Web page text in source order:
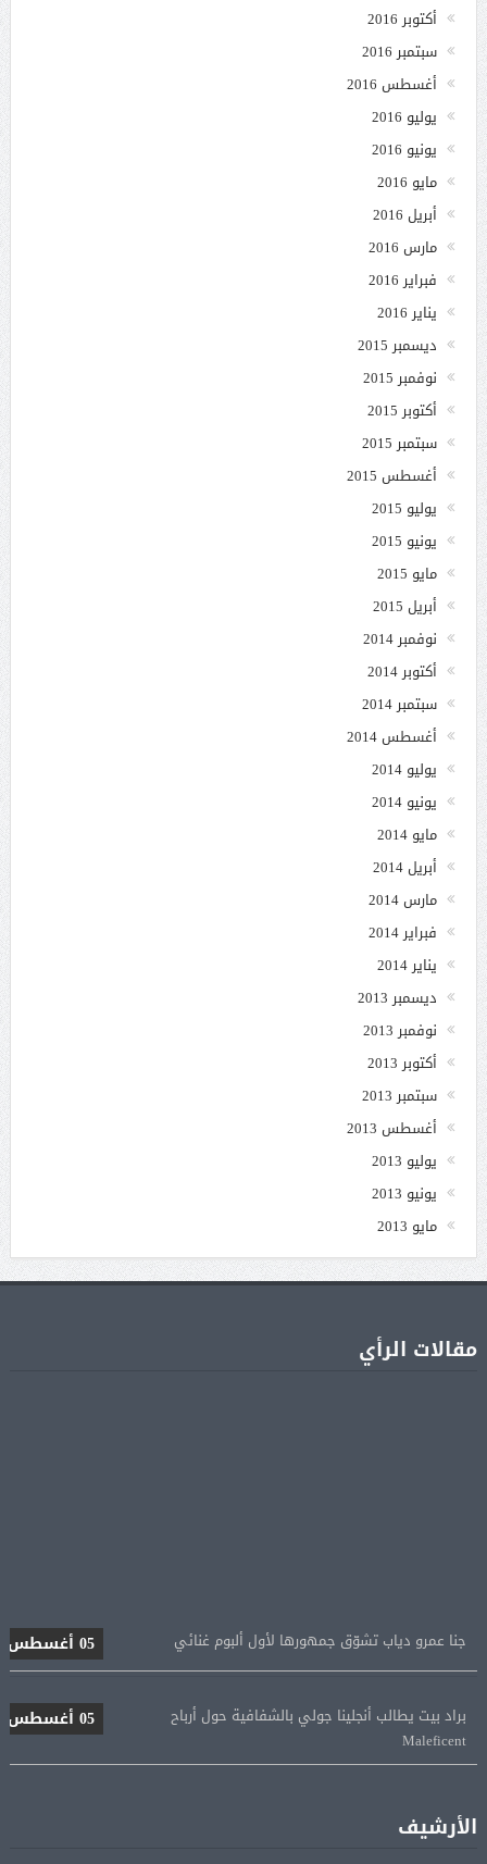
أكتوبر 2016
سبتمبر 2016
أغسطس 2016
يوليو 2016
يونيو 2016
مايو 2016
أبريل 2016
مارس 2016
فبراير 2016
يناير 2016
ديسمبر 2015
نوفمبر 2015
أكتوبر 2015
سبتمبر 2015
أغسطس 2015
يوليو 2015
يونيو 2015
مايو 2015
أبريل 2015
نوفمبر 2014
أكتوبر 2014
سبتمبر 2014
أغسطس 2014
يوليو 2014
يونيو 2014
مايو 2014
أبريل 2014
مارس 2014
فبراير 2014
يناير 2014
ديسمبر 2013
نوفمبر 2013
أكتوبر 2013
سبتمبر 2013
أغسطس 2013
يوليو 2013
يونيو 2013
مايو 2013
مقالات الرأي
Maleficent
إفريقيا أمام نيجيريا
الأرشيف